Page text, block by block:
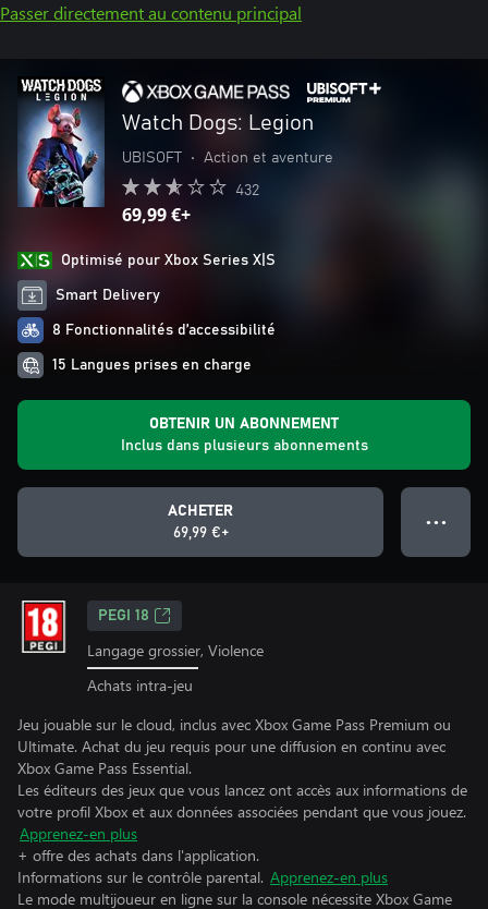
Passer directement au contenu principal
Watch Dogs: Legion
UBISOFT • Action et aventure
432
69,99 €+
Optimisé pour Xbox Series X|S
Smart Delivery
8 Fonctionnalités d’accessibilité
15 Langues prises en charge
OBTENIR UN ABONNEMENT
Inclus dans plusieurs abonnements
ACHETER
69,99 €+
● ● ●
PEGI 18
Langage grossier, Violence
Achats intra-jeu
Jeu jouable sur le cloud, inclus avec Xbox Game Pass Premium ou
Ultimate. Achat du jeu requis pour une diffusion en continu avec
Xbox Game Pass Essential.
Les éditeurs des jeux que vous lancez ont accès aux informations de
votre profil Xbox et aux données associées pendant que vous jouez.
Apprenez-en plus
+ offre des achats dans l'application.
Informations sur le contrôle parental. Apprenez-en plus
Le mode multijoueur en ligne sur la console nécessite Xbox Game